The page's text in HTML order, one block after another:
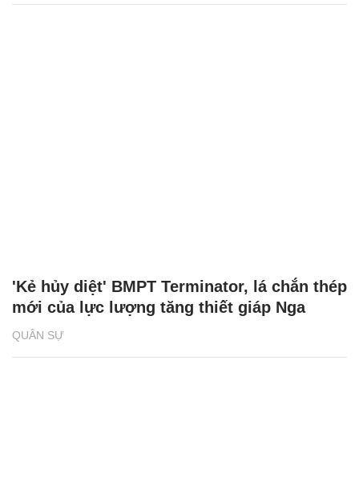
QUÂN SỰ
'Kẻ hủy diệt' BMPT Terminator, lá chắn thép
mới của lực lượng tăng thiết giáp Nga